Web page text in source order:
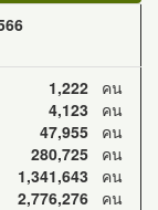
1,222 คน
4,123 คน
47,955 คน
280,725 คน
1,341,643 คน
2,776,276 คน